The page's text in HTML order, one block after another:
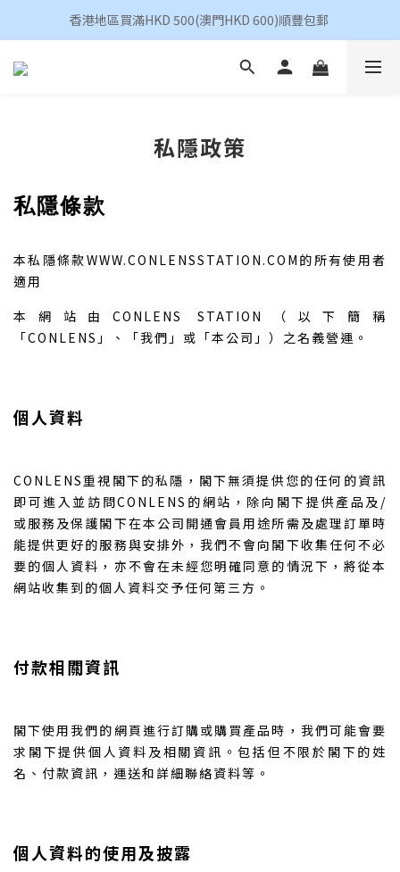
香港地區買滿HKD 500(澳門HKD 600)順豐包郵
香港地區買滿HKD 500(澳門HKD 600)順豐包郵
昆凌 Quinlivan 日拋 任選 $360/4盒
私隱政策
私隱條款
本私隱條款WWW.CONLENSSTATION.COM的所有使用者
適用
本網站由CONLENS STATION（以下簡稱
「CONLENS」、「我們」或「本公司」）之名義營運。
個人資料
CONLENS重視閣下的私隱，閣下無須提供您的任何的資訊
即可進入並訪問CONLENS的網站，除向閣下提供產品及/
或服務及保護閣下在本公司開通會員用途所需及處理訂單時
能提供更好的服務與安排外，我們不會向閣下收集任何不必
要的個人資料，亦不會在未經您明確同意的情況下，將從本
網站收集到的個人資料交予任何第三方。
付款相關資訊
閣下使用我們的網頁進行訂購或購買產品時，我們可能會要
求閣下提供個人資料及相關資訊。包括但不限於閣下的姓
名、付款資訊，運送和詳細聯絡資料等。
個人資料的使用及披露